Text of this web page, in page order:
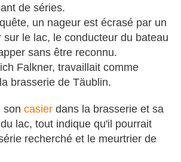
de séries.
un nageur est écrasé par un
sur le lac, le conducteur du bateau
sans être reconnu.
Falkner, travaillait comme
brasserie de Täublin.
son casier dans la brasserie et sa
lac, tout indique qu'il pourrait
recherché et le meurtrier de